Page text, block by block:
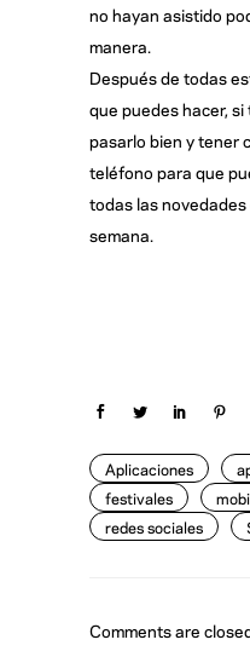
no hayan asistido
manera.
Después de todas
que puedes hacer,
pasarlo bien y tener
teléfono para que
todas las
semana.
Aplicaciones
festivales
redes sociales
Comments are